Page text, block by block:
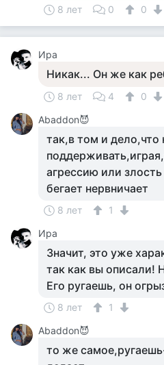
8 лет 0 0
Ира
Никак... Он же как
8 лет 4
0
Abaddon😈
так,в том и дело,что
агрессию или
бегает нервничает
8 лет
1
Ира
Значит, это уже
так как вы описали!
Его ругаешь, он
8 лет
1
Abaddon😈
то же